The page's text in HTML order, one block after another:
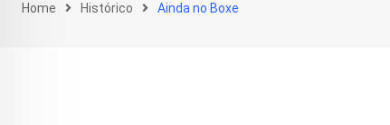
Home Histórico Ainda no Boxe